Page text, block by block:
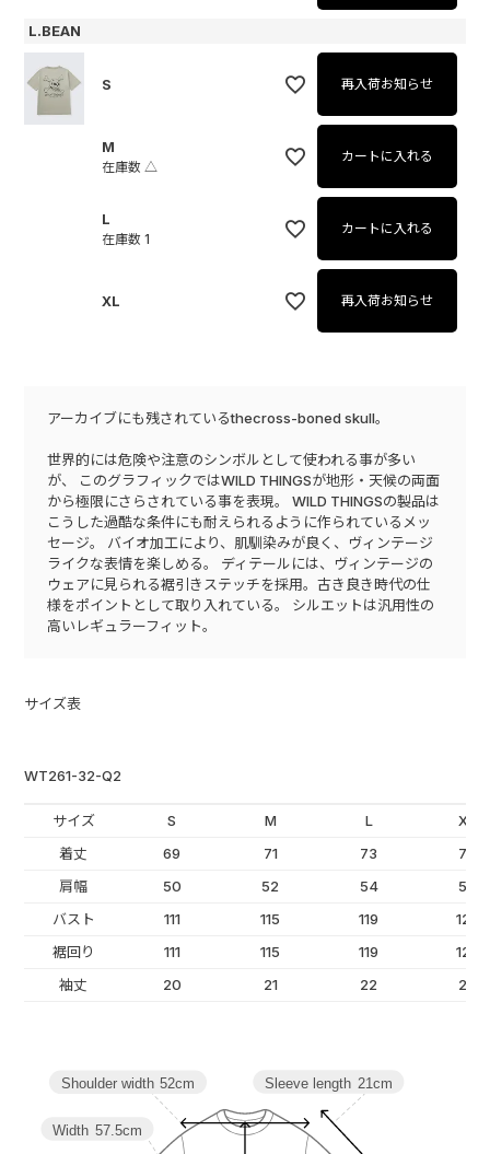
L.BEAN
S 再入荷お知らせ
M
在庫数 △
カートに入れる
L
在庫数 1
カートに入れる
XL 再入荷お知らせ
アーカイブにも残されているthecross-boned skull。
世界的には危険や注意のシンボルとして使われる事が多い
が、 このグラフィックではWILD THINGSが地形・天候の両面
から極限にさらされている事を表現。 WILD THINGSの製品は
こうした過酷な条件にも耐えられるように作られているメッ
セージ。 バイオ加工により、肌馴染みが良く、ヴィンテージ
ライクな表情を楽しめる。 ディテールには、ヴィンテージの
ウェアに見られる裾引きステッチを採用。古き良き時代の仕
様をポイントとして取り入れている。 シルエットは汎用性の
高いレギュラーフィット。
サイズ表
WT261-32-Q2
サイズ S M L
XL
着丈
69 71 73
75
肩幅
50 52 54
56
バスト
111 115 119
123
裾回り
111 115 119
123
袖丈
20 21 22 23
Sleeve length 21cm
Width 57.5cm
Shoulder width 52cm